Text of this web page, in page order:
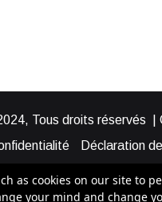
Tous droits réservés |
Déclaration
as cookies on our site to
your mind and change